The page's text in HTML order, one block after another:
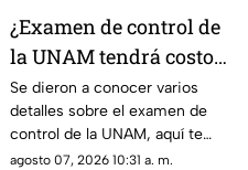
¿Examen de control de
la UNAM tendrá costo?
Conoce todos los
detalles
Se dieron a conocer varios
detalles sobre el examen de
control de la UNAM, aquí te
decimos si tendrá costo o no.
agosto 07, 2026 10:31 a. m.